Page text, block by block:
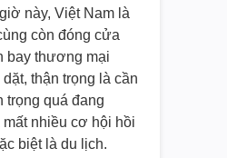
này, Việt Nam là
còn đóng cửa
bay thương mại
thận trọng là cần
trọng quá đang
mất nhiều cơ hội hồi
biệt là du lịch.